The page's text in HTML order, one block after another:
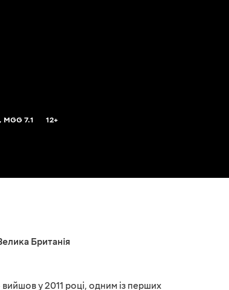
MGG7.1 12+
Британія
у 2011 році, одним із перших